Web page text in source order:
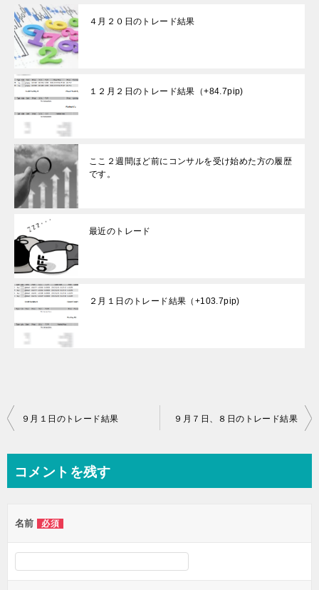
４月２０日のトレード結果
１２月２日のトレード結果（+84.7pip)
ここ２週間ほど前にコンサルを受け始めた方の履歴
です。
最近のトレード
２月１日のトレード結果（+103.7pip)
投
ビ
ー
シ
ョ
９月１日のトレード結果 ９月７日、８日のトレード結果
コメントを残す
名前 必須